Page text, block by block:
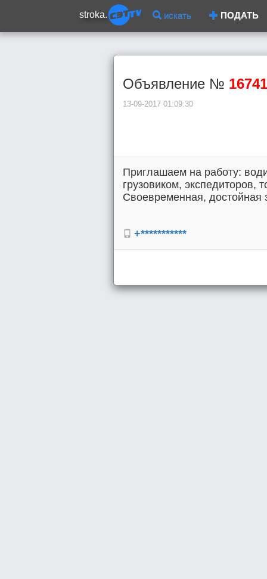
stroka. искать ПОДАТЬ
Объявление № 16741
13-09-2017 01:09:30
Приглашаем на работу:
грузовиком, экспедиторов,
Своевременная, достойная
+***********